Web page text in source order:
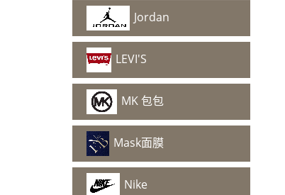
Jordan
LEVI'S
MK 包包
Mask面膜
Nike